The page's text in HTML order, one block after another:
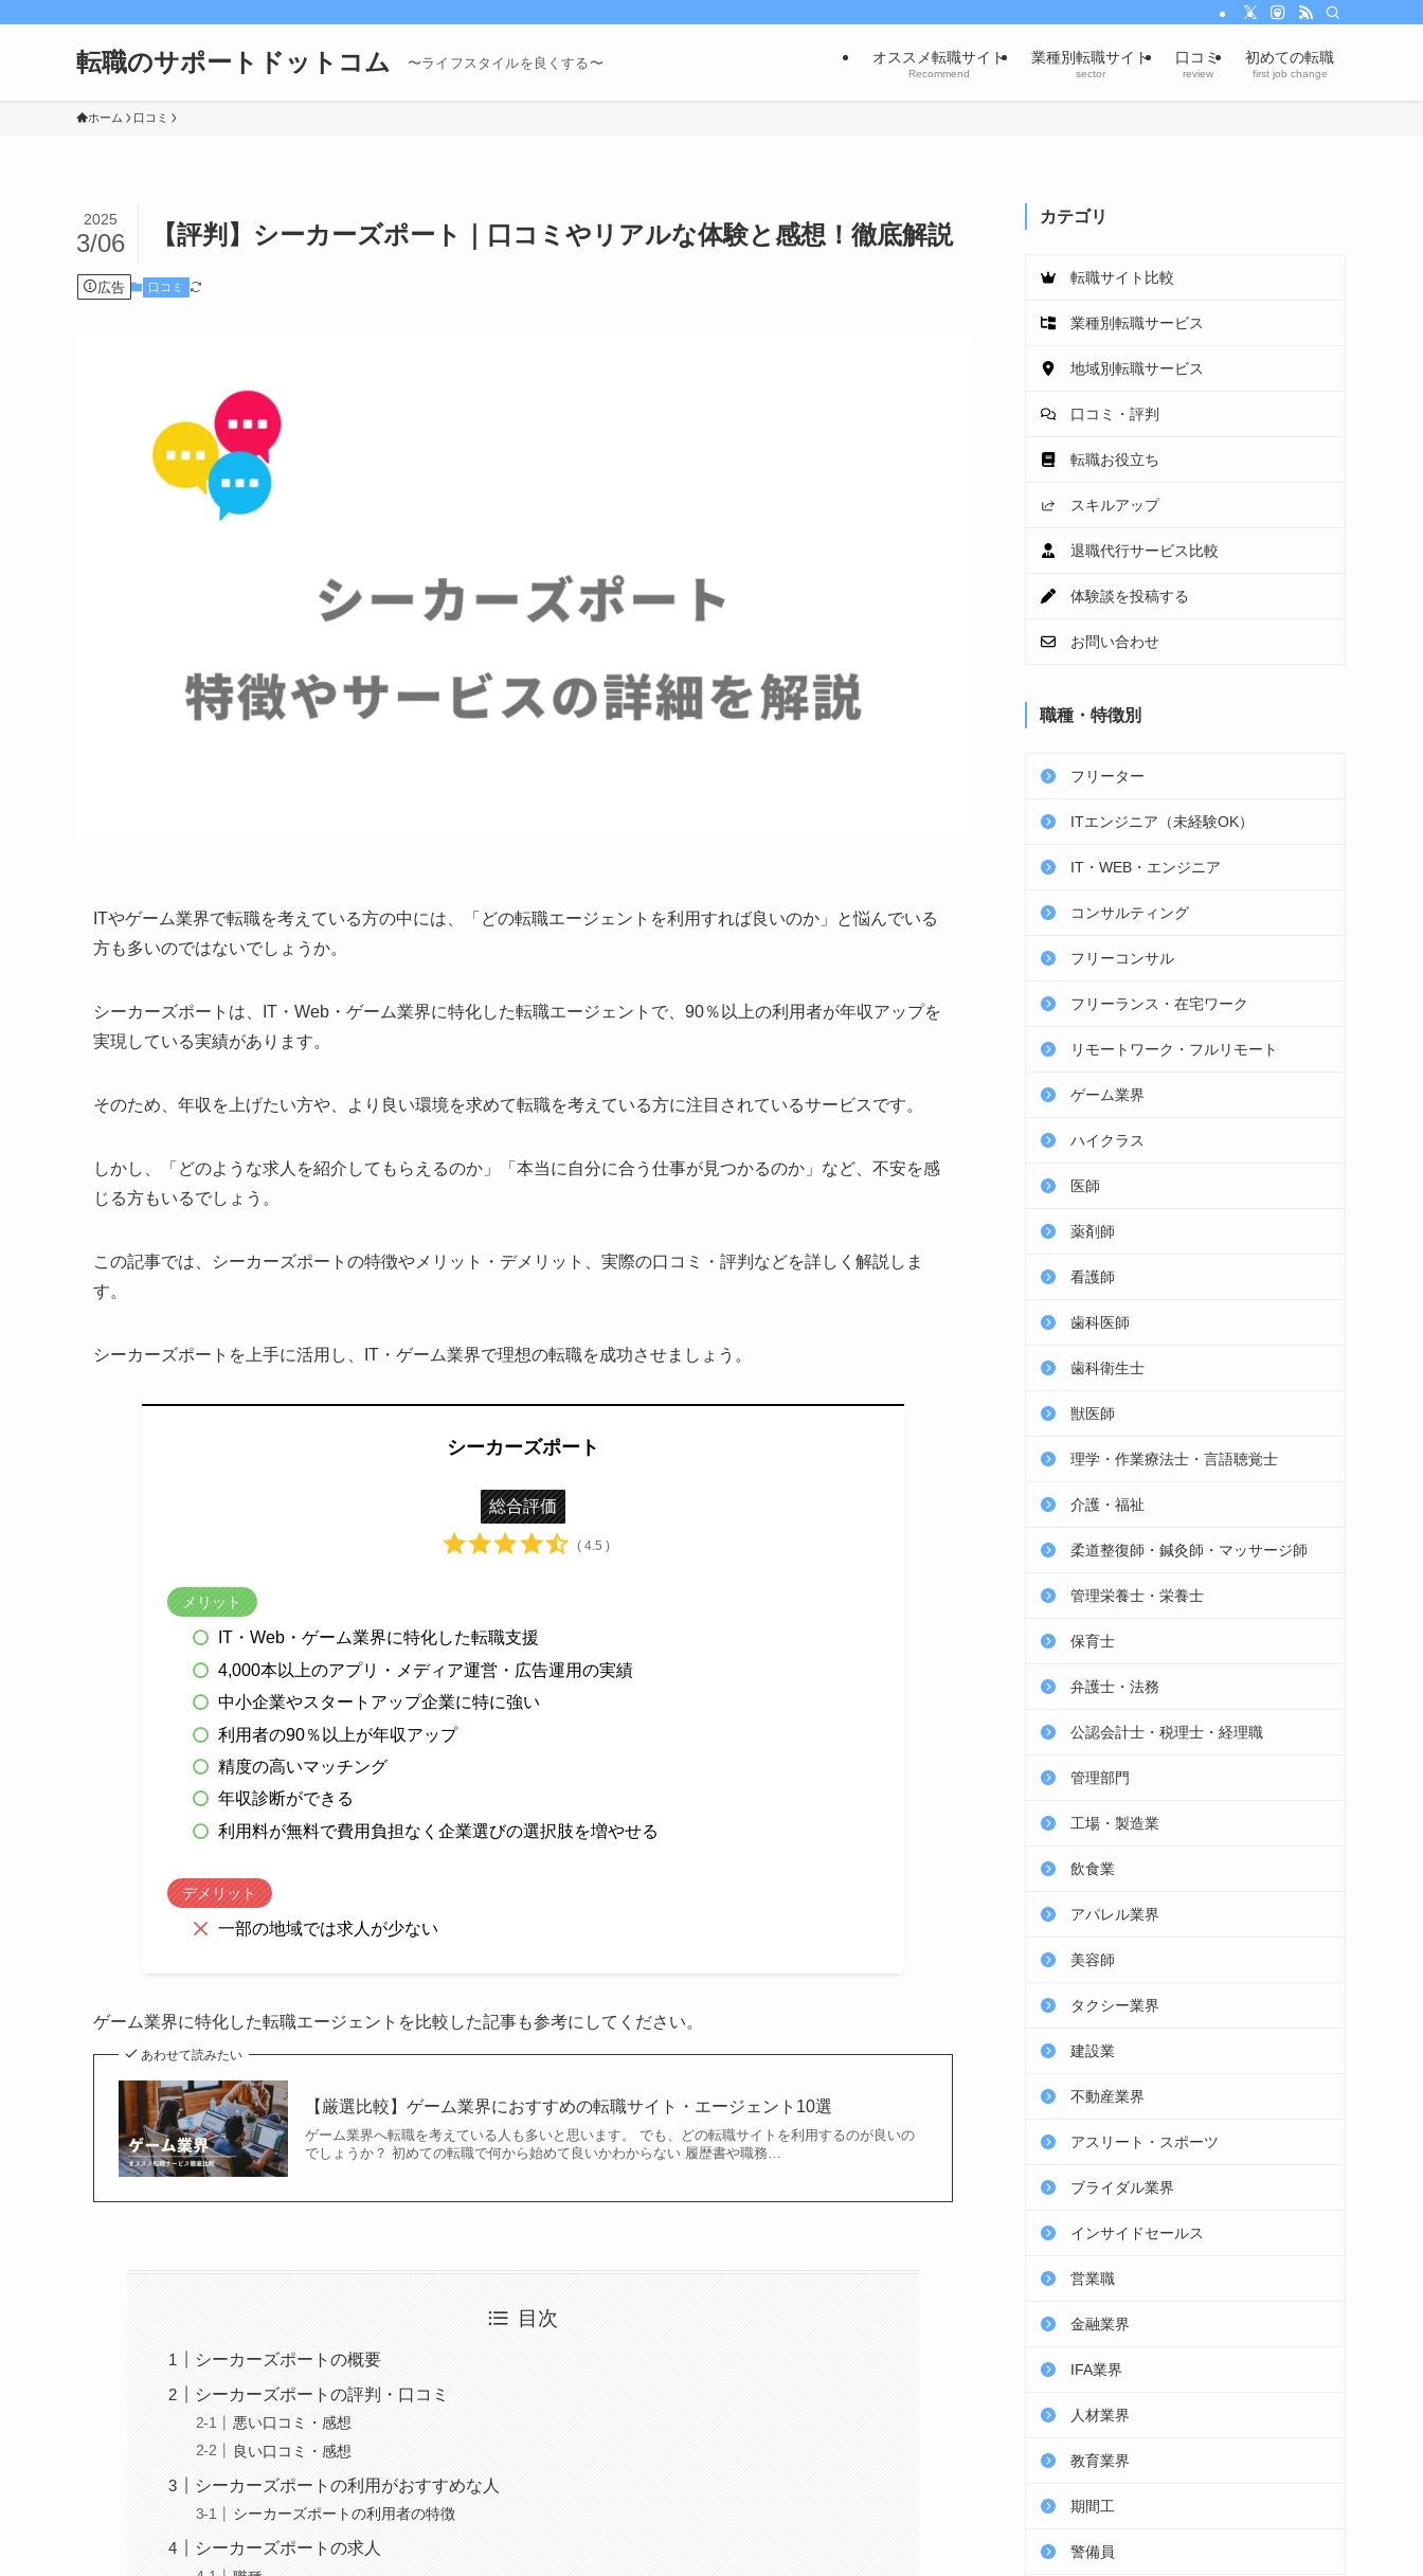
転職のサポートドットコム 〜ライフスタイルを良くする〜 オススメ転職サイト
Recommend
業種別転職サイト
sector
口コミ
review
初めての転職
first job change
ホーム 口コミ
【評判】シーカーズポート｜口コミやリアルな体験と感想！徹底解説
2025
3/06
広告 口コミ
ITやゲーム業界で転職を考えている方の中には、「どの転職エージェントを利用すれば良いのか」と悩んでいる
方も多いのではないでしょうか。
シーカーズポートは、IT・Web・ゲーム業界に特化した転職エージェントで、90％以上の利用者が年収アップを
実現している実績があります。
そのため、年収を上げたい方や、より良い環境を求めて転職を考えている方に注目されているサービスです。
しかし、「どのような求人を紹介してもらえるのか」「本当に自分に合う仕事が見つかるのか」など、不安を感
じる方もいるでしょう。
この記事では、シーカーズポートの特徴やメリット・デメリット、実際の口コミ・評判などを詳しく解説しま
す。
シーカーズポートを上手に活用し、IT・ゲーム業界で理想の転職を成功させましょう。
シーカーズポート
総合評価
( 4.5 )
メリット
IT・Web・ゲーム業界に特化した転職支援
4,000本以上のアプリ・メディア運営・広告運用の実績
中小企業やスタートアップ企業に特に強い
利用者の90％以上が年収アップ
精度の高いマッチング
年収診断ができる
利用料が無料で費用負担なく企業選びの選択肢を増やせる
デメリット
一部の地域では求人が少ない
ゲーム業界に特化した転職エージェントを比較した記事も参考にしてください。
あわせて読みたい
【厳選比較】ゲーム業界におすすめの転職サイト・エージェント10選
ゲーム業界へ転職を考えている人も多いと思います。 でも、どの転職サイトを利用するのが良いの
でしょうか？ 初めての転職で何から始めて良いかわからない 履歴書や職務…
目次
シーカーズポートの概要
シーカーズポートの評判・口コミ
悪い口コミ・感想
良い口コミ・感想
シーカーズポートの利用がおすすめな人
シーカーズポートの利用者の特徴
シーカーズポートの求人
カテゴリ
転職サイト比較
業種別転職サービス
地域別転職サービス
口コミ・評判
転職お役立ち
スキルアップ
退職代行サービス比較
体験談を投稿する
お問い合わせ
職種・特徴別
フリーター
ITエンジニア（未経験OK）
IT・WEB・エンジニア
コンサルティング
フリーコンサル
フリーランス・在宅ワーク
リモートワーク・フルリモート
ゲーム業界
ハイクラス
医師
薬剤師
看護師
歯科医師
歯科衛生士
獣医師
理学・作業療法士・言語聴覚士
介護・福祉
柔道整復師・鍼灸師・マッサージ師
管理栄養士・栄養士
保育士
弁護士・法務
公認会計士・税理士・経理職
管理部門
工場・製造業
飲食業
アパレル業界
美容師
タクシー業界
建設業
不動産業界
アスリート・スポーツ
ブライダル業界
インサイドセールス
営業職
金融業界
IFA業界
人材業界
教育業界
期間工
警備員